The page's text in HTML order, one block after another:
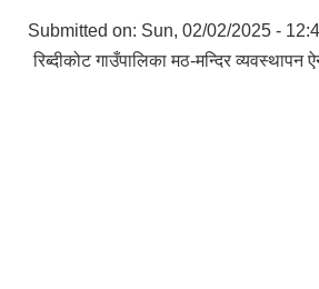
Submitted on: Sun, 02/02/2025 -
रिब्दीकोट गाउँपालिका मठ-मन्दिर व्यवस्थापन